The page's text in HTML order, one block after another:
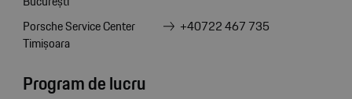
Porsche Service Center
Timișoara
+40722 467 735
Program de lucru